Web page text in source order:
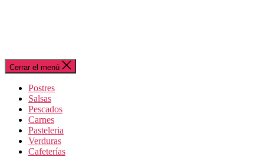
Cerrar el menú
Postres
Salsas
Pescados
Carnes
Pasteleria
Verduras
Cafeterías